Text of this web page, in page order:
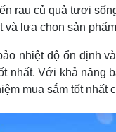
rau củ quả tươi
và lựa chọn sản
nhiệt độ ổn định
nhất. Với khả năng
mua sắm tốt nhất